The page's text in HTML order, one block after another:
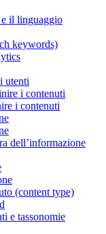
il linguaggio
keywords)
utenti
i contenuti
i contenuti
dell’informazione
(content type)
e tassonomie